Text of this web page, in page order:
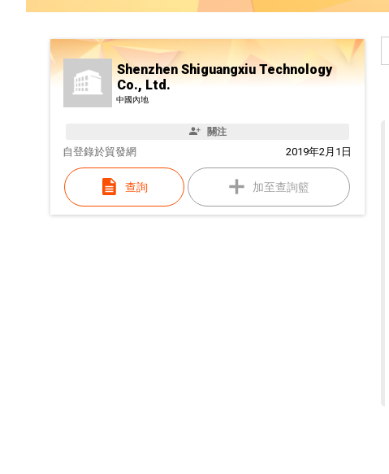
Shenzhen Shiguangxiu Technology
Co., Ltd.
中國內地
關注
自 2019年2月1日
登錄於貿發網
查詢 加至查詢籃